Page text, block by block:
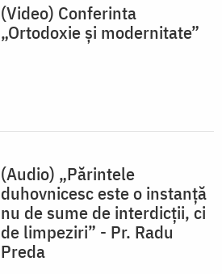
(Video) Conferinta
„Ortodoxie și modernitate”
(Audio) „Părintele
duhovnicesc este o instanță
nu de sume de interdicții, ci
de limpeziri” - Pr. Radu
Preda